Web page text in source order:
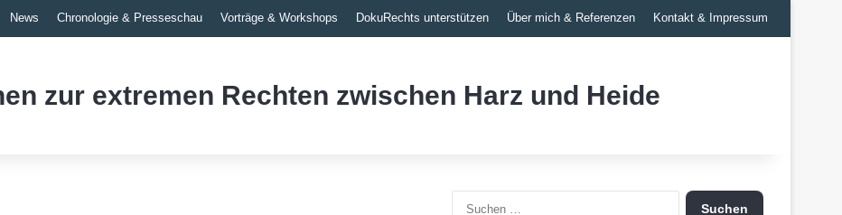
News Chronologie & Presseschau Vorträge & Workshops DokuRechts unterstützen Über mich & Referenzen Kontakt & Impressum
zur extremen Rechten zwischen Harz und Heide
S